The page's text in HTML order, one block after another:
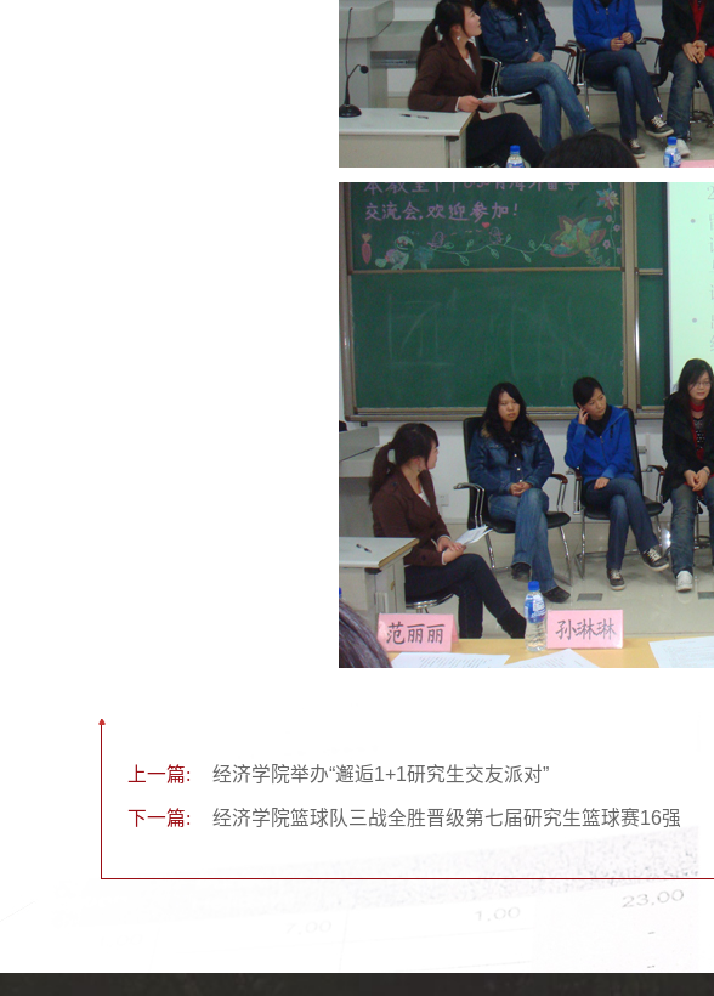
上一篇: 经济学院举办“邂逅1+1研究生交友派对”
下一篇: 经济学院篮球队三战全胜晋级第七届研究生篮球赛16强